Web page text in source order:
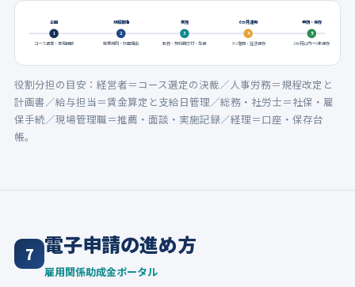
1
企画
コース選定・意見聴取
2
規程整備
就業規則・計画提出
3
実施
転換・契約再交付・社保
4
6か月運用
3%増額・証憑保存
5
申請・保存
2か月以内→5年保存
役割分担の目安：経営者＝コース選定の決裁／人事労務＝規程改定と
計画書／給与担当＝賃金算定と支給日管理／総務・社労士＝社保・雇
保手続／現場管理職＝推薦・面談・実施記録／経理＝口座・保存台
帳。
7 電子申請の進め方
雇用関係助成金ポータル